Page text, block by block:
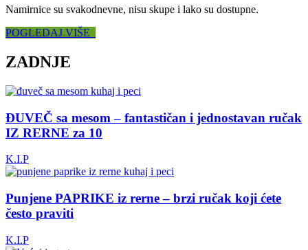
Namirnice su svakodnevne, nisu skupe i lako su dostupne.
POGLEDAJ VIŠE
ZADNJE
ĐUVEČ sa mesom – fantastičan i jednostavan ručak
IZ RERNE za 10
K.I.P
Punjene PAPRIKE iz rerne – brzi ručak koji ćete
često praviti
K.I.P